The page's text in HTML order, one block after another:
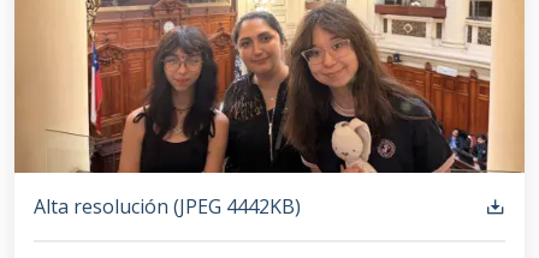
Alta resolución (JPEG 4442KB)